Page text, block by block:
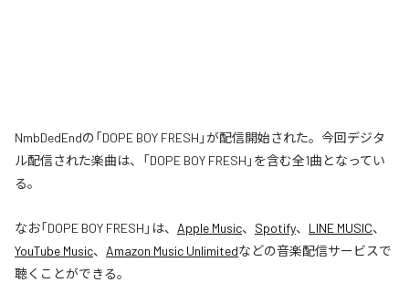
NmbDedEndの「DOPE BOY FRESH」が配信開始された。今回デジタ
ル配信された楽曲は、「DOPE BOY FRESH」を含む全1曲となってい
る。
なお「DOPE BOY FRESH 」は、 Apple Music、 Spotify、 LINE MUSIC、
YouTube Music、 Amazon Music Unlimitedなどの音楽配信サービスで
聴くことができる。